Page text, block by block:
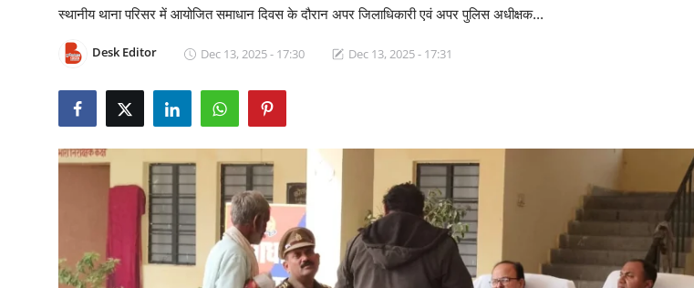
स्थानीय थाना परिसर में आयोजित समाधान दिवस के दौरान अपर जिलाधिकारी एवं अपर पुलिस अधीक्षक...
Desk Editor Dec 13, 2025 - 17:30 Dec 13, 2025 - 17:31